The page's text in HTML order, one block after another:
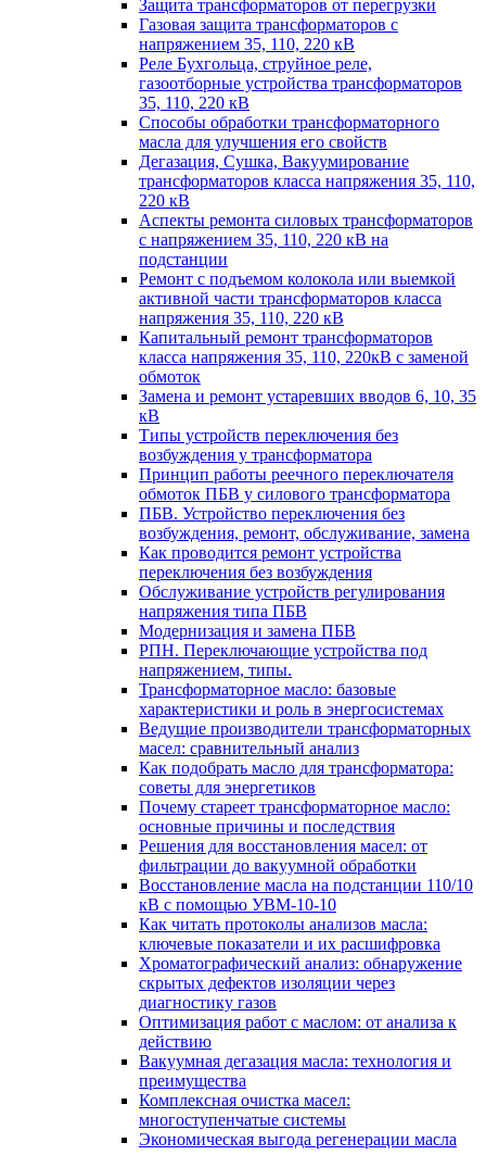
Защита трансформаторов от перегрузки
Газовая защита трансформаторов с
напряжением 35, 110, 220 кВ
Реле Бухгольца, струйное реле,
газоотборные устройства трансформаторов
35, 110, 220 кВ
Способы обработки трансформаторного
масла для улучшения его свойств
Дегазация, Сушка, Вакуумирование
трансформаторов класса напряжения 35, 110,
220 кВ
Аспекты ремонта силовых трансформаторов
с напряжением 35, 110, 220 кВ на
подстанции
Ремонт с подъемом колокола или выемкой
активной части трансформаторов класса
напряжения 35, 110, 220 кВ
Капитальный ремонт трансформаторов
класса напряжения 35, 110, 220кВ с заменой
обмоток
Замена и ремонт устаревших вводов 6, 10, 35
кВ
Типы устройств переключения без
возбуждения у трансформатора
Принцип работы реечного переключателя
обмоток ПБВ у силового трансформатора
ПБВ. Устройство переключения без
возбуждения, ремонт, обслуживание, замена
Как проводится ремонт устройства
переключения без возбуждения
Обслуживание устройств регулирования
напряжения типа ПБВ
Модернизация и замена ПБВ
РПН. Переключающие устройства под
напряжением, типы.
Трансформаторное масло: базовые
характеристики и роль в энергосистемах
Ведущие производители трансформаторных
масел: сравнительный анализ
Как подобрать масло для трансформатора:
советы для энергетиков
Почему стареет трансформаторное масло:
основные причины и последствия
Решения для восстановления масел: от
фильтрации до вакуумной обработки
Восстановление масла на подстанции 110/10
кВ с помощью УВМ-10-10
Как читать протоколы анализов масла:
ключевые показатели и их расшифровка
Хроматографический анализ: обнаружение
скрытых дефектов изоляции через
диагностику газов
Оптимизация работ с маслом: от анализа к
действию
Вакуумная дегазация масла: технология и
преимущества
Комплексная очистка масел:
многоступенчатые системы
Экономическая выгода регенерации масла